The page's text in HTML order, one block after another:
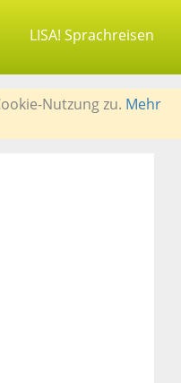
LISA! Sprachreisen
Nutzung zu. Mehr